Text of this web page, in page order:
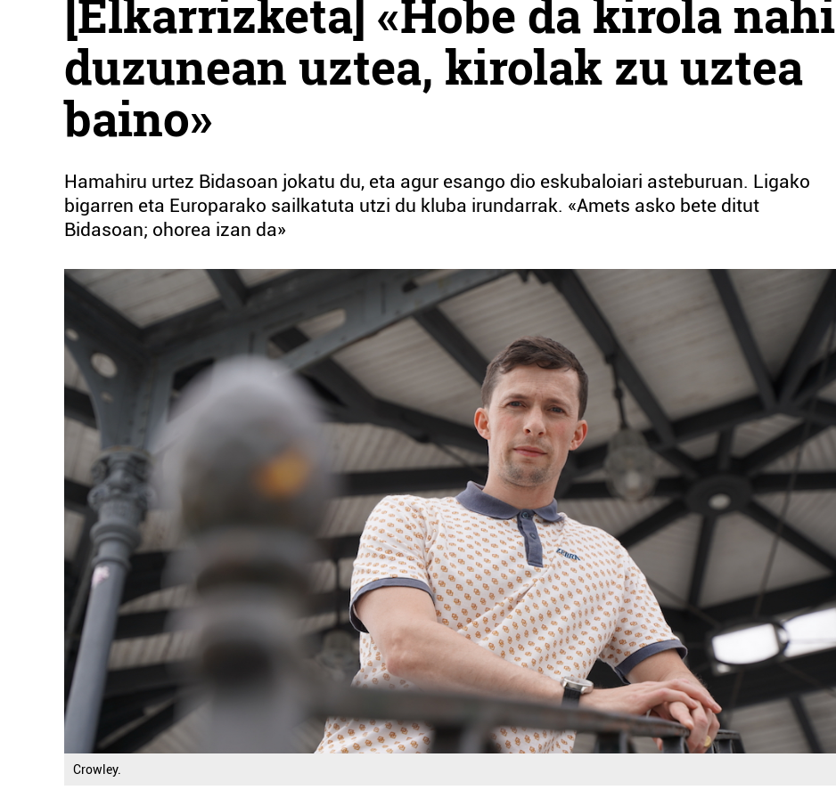
[Elkarrizketa] «Hobe da kirola nahi
duzunean uztea, kirolak zu uztea
baino»
Hamahiru urtez Bidasoan jokatu du, eta agur esango dio eskubaloiari asteburuan. Ligako
bigarren eta Europarako sailkatuta utzi du kluba irundarrak. «Amets asko bete ditut
Bidasoan; ohorea izan da»
Crowley.